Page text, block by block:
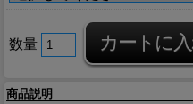
数量
商品説明